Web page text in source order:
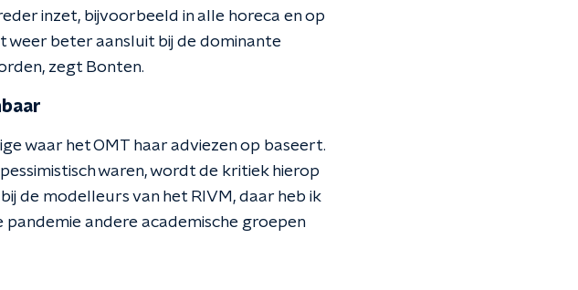
inzet, bijvoorbeeld in alle horeca en op
weer beter aansluit bij de dominante
zegt Bonten.
waar het OMT haar adviezen op baseert.
waren, wordt de kritiek hierop
de modelleurs van het RIVM, daar heb ik
pandemie andere academische groepen